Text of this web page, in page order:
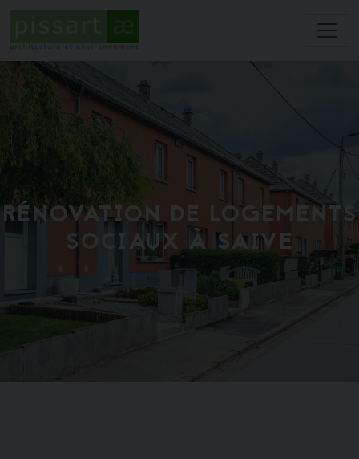
RÉNOVATION DE LOGEMENTS
SOCIAUX À SAIVE